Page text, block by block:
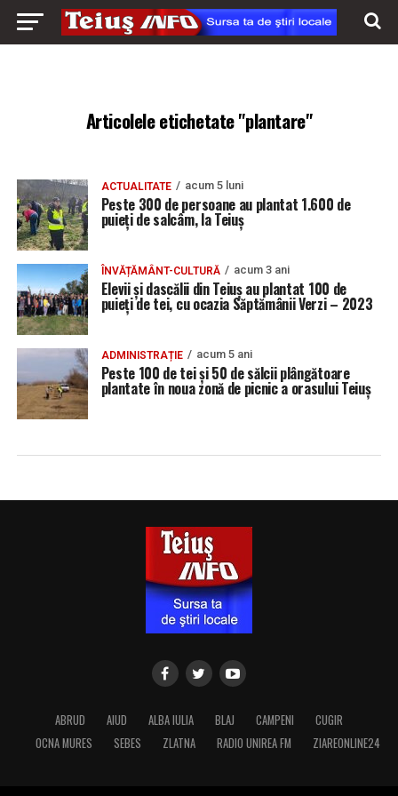
Articolele etichetate "plantare"
ACTUALITATE acum 5 luni
Peste 300 de persoane au plantat 1.600 de
puieți de salcâm, la Teiuș
ÎNVĂȚĂMÂNT-CULTURĂ acum 3 ani
Elevii și dascălii din Teiuș au plantat 100 de
puieți de tei, cu ocazia Săptămânii Verzi – 2023
ADMINISTRAȚIE acum 5 ani
Peste 100 de tei și 50 de sălcii plângătoare
plantate în noua zonă de picnic a orasului Teiuș
ABRUD AIUD ALBA IULIA BLAJ CAMPENI
CUGIR
OCNA MURES
SEBES ZLATNA RADIO UNIREA FM ZIAREONLINE24